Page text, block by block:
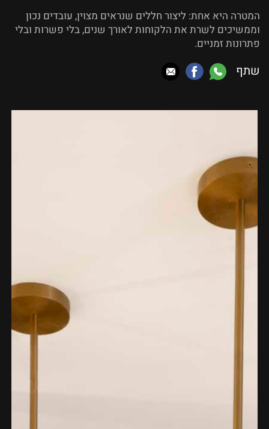
המטרה היא אחת: ליצור חללים שנראים מצוין, עובדים נכון
וממשיכים לשרת את הלקוחות לאורך שנים, בלי פשרות ובלי
פתרונות זמניים.
שתף